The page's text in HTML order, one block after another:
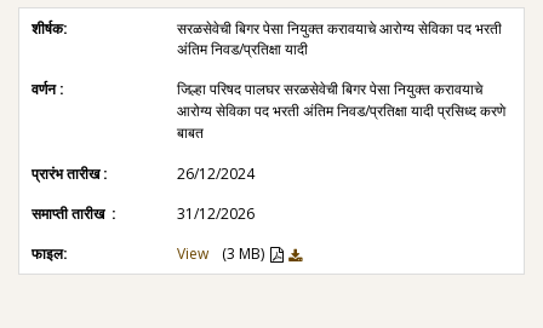
सरळसेवेची बिगर पेसा नियुक्त करावयाचे आरोग्य सेविका पद भरती
अंतिम निवड/प्रतिक्षा यादी
जिल्हा परिषद पालघर सरळसेवेची बिगर पेसा नियुक्त करावयाचे
आरोग्य सेविका पद भरती अंतिम निवड/प्रतिक्षा यादी प्रसिध्द करणे
बाबत
26/12/2024
31/12/2026
View
(3 MB)